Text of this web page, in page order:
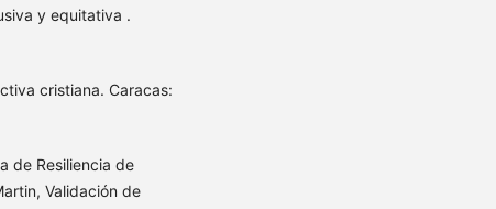
y equitativa .
cristiana. Caracas:
de Resiliencia de
Validación de